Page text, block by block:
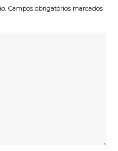
Campos obrigatórios marcados